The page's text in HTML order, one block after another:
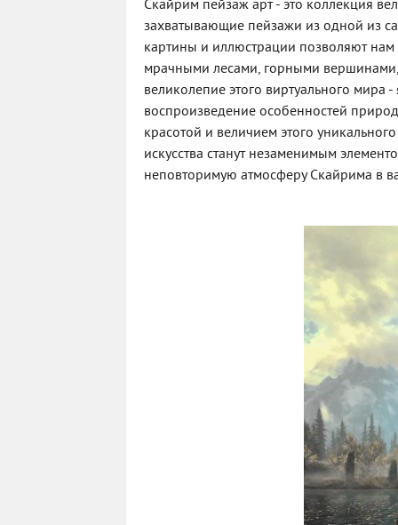
Скайрим пейзаж арт - это коллекция
захватывающие пейзажи из одной из
картины и иллюстрации позволяют
мрачными лесами, горными
великолепие этого виртуального мира
воспроизведение особенностей
красотой и величием этого
искусства станут незаменимым
неповторимую атмосферу Скайрима в